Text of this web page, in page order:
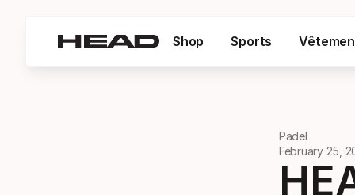
Shop Sports
Padel
February 25,